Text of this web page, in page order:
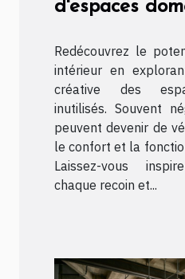
d'espaces
Redécouvrez le
intérieur en
créative des
inutilisés. Souvent
peuvent devenir de
le confort et la
Laissez-vous
chaque recoin et...